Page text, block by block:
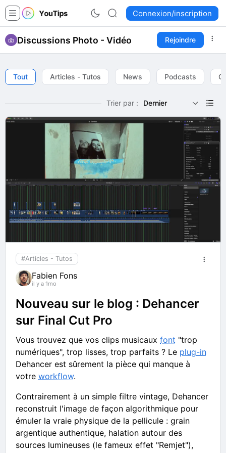
Connexion/inscription
Discussions Photo - Vidéo Rejoindre
Tout Articles - Tutos News Podcasts
Trier par : Dernier
#Articles - Tutos
Fabien Fons
il y a 1mo
Nouveau sur le blog : Dehancer
sur Final Cut Pro
Vous trouvez que vos clips musicaux font "trop
numériques", trop lisses, trop parfaits ? Le plug-in
Dehancer est sûrement la pièce qui manque à
votre workflow.
Contrairement à un simple filtre vintage, Dehancer
reconstruit l'image de façon algorithmique pour
émuler la vraie physique de la pellicule : grain
argentique authentique, halation autour des
sources lumineuses (le fameux effet "Remjet"),